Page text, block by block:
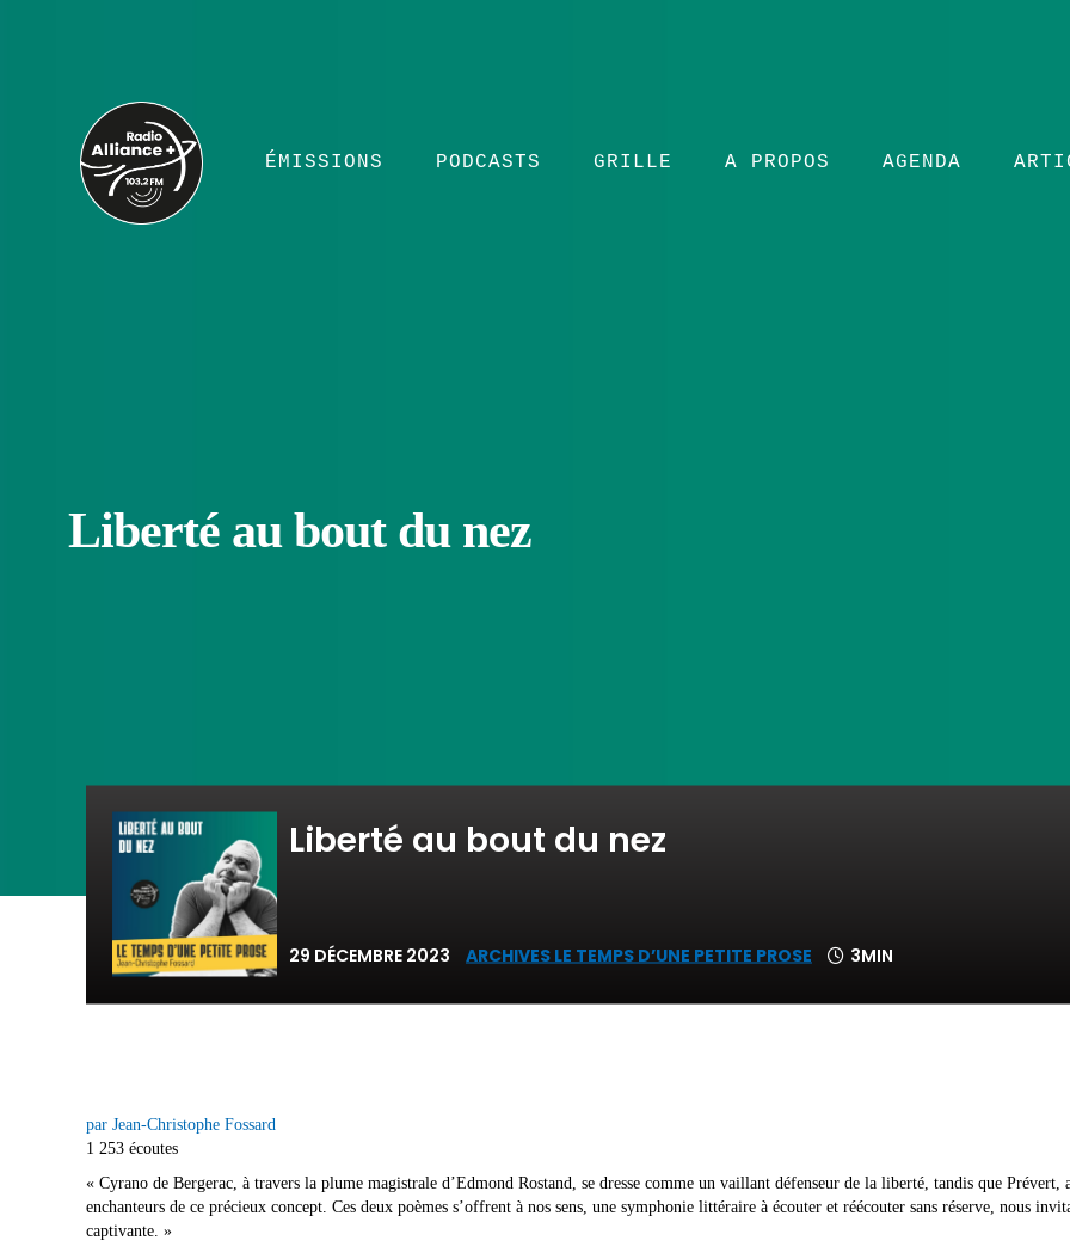
ÉMISSIONS PODCASTS GRILLE A PROPOS AGENDA
Liberté au bout du nez
Liberté au bout du nez
29 DÉCEMBRE 2023 ARCHIVES LE TEMPS D’UNE PETITE PROSE 3MIN
par Jean-Christophe Fossard
1 253 écoutes
« Cyrano de Bergerac, à travers la plume magistrale d’Edmond Rostand, se dresse comme un vaillant défenseur de la liberté, tandis que
enchanteurs de ce précieux concept. Ces deux poèmes s’offrent à nos sens, une symphonie littéraire à écouter et réécouter sans réserve, nous
captivante. »